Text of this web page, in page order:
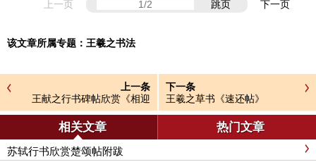
上一页 跳页 下一页
该文章所属专题： 王羲之书法
上一条
王献之行书碑帖欣赏《相迎
帖》2种
下一条
王羲之草书《速还帖》
相关文章 热门文章
苏轼行书欣赏楚颂帖附跋